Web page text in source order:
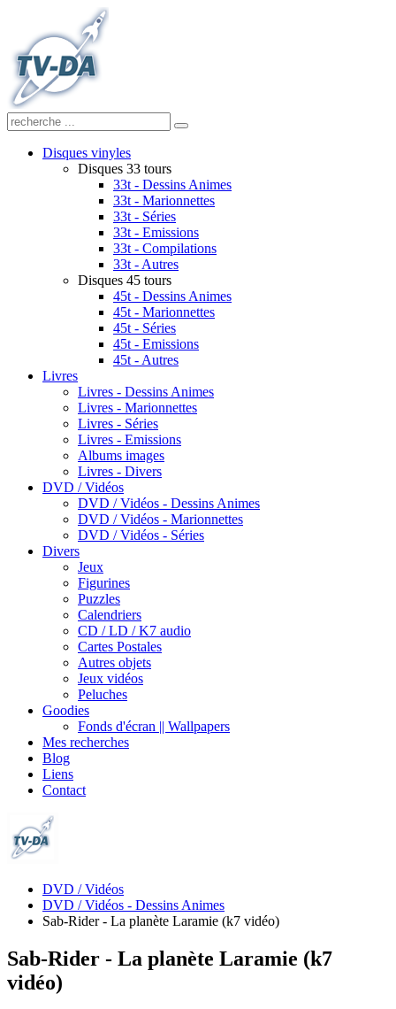
Disques vinyles
Disques 33 tours
33t - Dessins Animes
33t - Marionnettes
33t - Séries
33t - Emissions
33t - Compilations
33t - Autres
Disques 45 tours
45t - Dessins Animes
45t - Marionnettes
45t - Séries
45t - Emissions
45t - Autres
Livres
Livres - Dessins Animes
Livres - Marionnettes
Livres - Séries
Livres - Emissions
Albums images
Livres - Divers
DVD / Vidéos
DVD / Vidéos - Dessins Animes
DVD / Vidéos - Marionnettes
DVD / Vidéos - Séries
Divers
Jeux
Figurines
Puzzles
Calendriers
CD / LD / K7 audio
Cartes Postales
Autres objets
Jeux vidéos
Peluches
Goodies
Fonds d'écran || Wallpapers
Mes recherches
Blog
Liens
Contact
DVD / Vidéos
DVD / Vidéos - Dessins Animes
Sab-Rider - La planète Laramie (k7 vidéo)
Sab-Rider - La planète Laramie (k7
vidéo)